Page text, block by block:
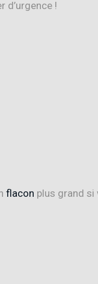
d’urgence !
flacon plus grand si